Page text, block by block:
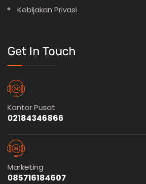
Kebijakan Privasi
Get In Touch
Kantor Pusat
02184346866
Marketing
085716184607